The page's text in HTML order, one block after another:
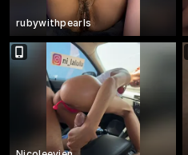
rubywithpearls